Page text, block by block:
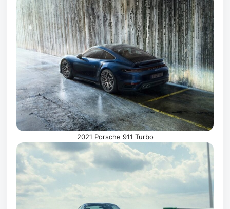
2021 Porsche 911 Turbo